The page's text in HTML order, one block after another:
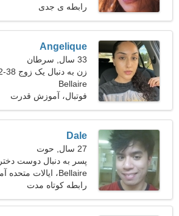
کیلوگرم (108 پوند)
رابطه ی جدی
Angelique
33 سال, سرطان
زن به دنبال یک زوج 38-42
Bellaire
فوتبال، آموزش قدرت
Dale
27 سال, حوت
پسر به دنبال دوست دختر
است 25-30
Bellaire، ایالات متحده آمریکا
رابطه کوتاه مدت